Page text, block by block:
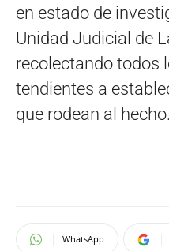
en estado de
Unidad Judicial de
recolectando todos
tendientes a
que rodean al hecho.
WhatsApp